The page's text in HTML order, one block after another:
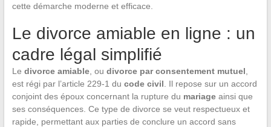
cette démarche moderne et efficace.
Le divorce amiable en ligne : un
cadre légal simplifié
Le divorce amiable, ou divorce par consentement mutuel
est régi par l’article 229-1 du code civil . Il repose sur un accord
conjoint des époux concernant la rupture du mariageainsi que
ses conséquences. Ce type de divorce se veut respectueux et
rapide, permettant aux parties de conclure un accord sans